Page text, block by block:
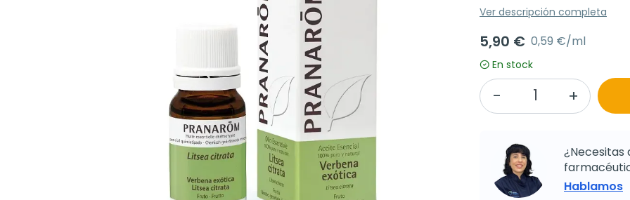
Ver descripción completa
5,90 € 0,59 €/ml
En stock
¿Necesitas
Hablamos